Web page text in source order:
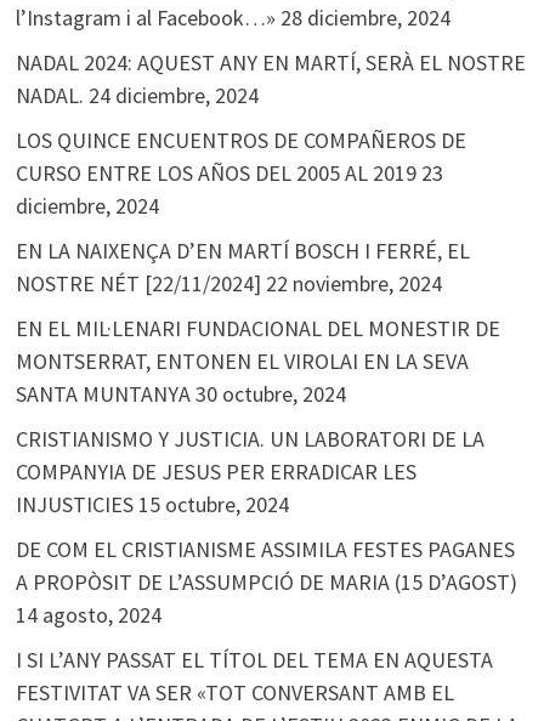
l’Instagram i al Facebook…» 28 diciembre, 2024
NADAL 2024: AQUEST ANY EN MARTÍ, SERÀ EL NOSTRE
NADAL. 24 diciembre, 2024
LOS QUINCE ENCUENTROS DE COMPAÑEROS DE
CURSO ENTRE LOS AÑOS DEL 2005 AL 2019 23
diciembre, 2024
EN LA NAIXENÇA D’EN MARTÍ BOSCH I FERRÉ, EL
NOSTRE NÉT [22/11/2024] 22 noviembre, 2024
EN EL MIL·LENARI FUNDACIONAL DEL MONESTIR DE
MONTSERRAT, ENTONEN EL VIROLAI EN LA SEVA
SANTA MUNTANYA30 octubre, 2024
CRISTIANISMO Y JUSTICIA. UN LABORATORI DE LA
COMPANYIA DE JESUS PER ERRADICAR LES
INJUSTICIES 15 octubre, 2024
DE COM EL CRISTIANISME ASSIMILA FESTES PAGANES
A PROPÒSIT DE L’ASSUMPCIÓ DE MARIA (15 D’AGOST)
14 agosto, 2024
I SI L’ANY PASSAT EL TÍTOL DEL TEMA EN AQUESTA
FESTIVITAT VA SER «TOT CONVERSANT AMB EL